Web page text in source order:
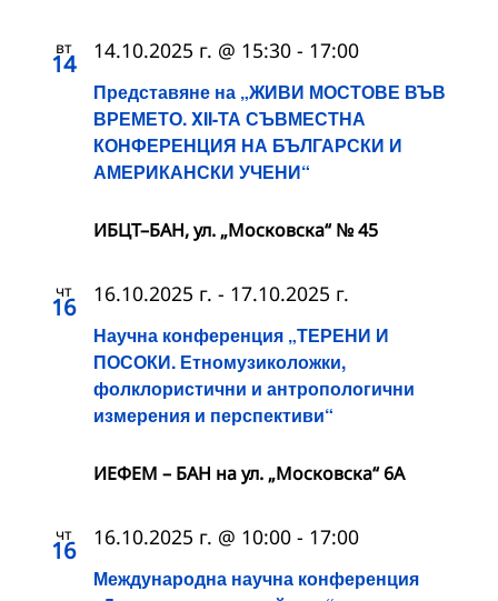
вт
14
Представяне на „ЖИВИ МОСТОВЕ ВЪВ
ВРЕМЕТО. XII-ТА СЪВМЕСТНА
КОНФЕРЕНЦИЯ НА БЪЛГАРСКИ И
АМЕРИКАНСКИ УЧЕНИ“
14.10.2025 г. @ 15:30 - 17:00
ИБЦТ–БАН, ул. „Московска“ № 45
чт
16
Научна конференция „ТЕРЕНИ И
ПОСОКИ. Етномузиколожки,
фолклористични и антропологични
измерения и перспективи“
16.10.2025 г. - 17.10.2025 г.
ИЕФЕМ – БАН на ул. „Московска“ 6A
чт
16
Международна научна конференция
16.10.2025 г. @ 10:00 - 17:00